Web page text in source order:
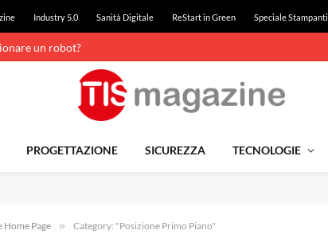
Industry 5.0 Sanità Digitale ReStart in Green Speciale Stampanti
un robot?
PROGETTAZIONE SICUREZZA TECNOLOGIE
Home Page » Category: "Posizione Primo Piano"